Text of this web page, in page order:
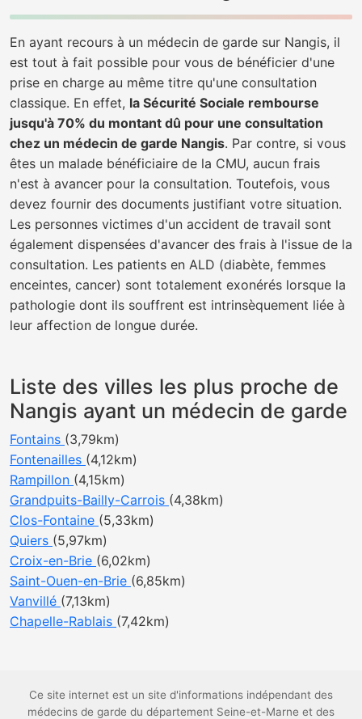
En ayant recours à un médecin de garde sur Nangis, il
est tout à fait possible pour vous de bénéficier d'une
prise en charge au même titre qu'une consultation
classique. En effet, la Sécurité Sociale rembourse
jusqu'à 70% du montant dû pour une consultation
chez un médecin de garde Nangis. Par contre, si vous
êtes un malade bénéficiaire de la CMU, aucun frais
n'est à avancer pour la consultation. Toutefois, vous
devez fournir des documents justifiant votre situation.
Les personnes victimes d'un accident de travail sont
également dispensées d'avancer des frais à l'issue de la
consultation. Les patients en ALD (diabète, femmes
enceintes, cancer) sont totalement exonérés lorsque la
pathologie dont ils souffrent est intrinsèquement liée à
leur affection de longue durée.
Liste des villes les plus proche de
Nangis ayant un médecin de garde
Fontains (3,79km)
Fontenailles (4,12km)
Rampillon (4,15km)
Grandpuits-Bailly-Carrois (4,38km)
Clos-Fontaine (5,33km)
Quiers (5,97km)
Croix-en-Brie (6,02km)
Saint-Ouen-en-Brie (6,85km)
Vanvillé (7,13km)
Chapelle-Rablais (7,42km)
Ce site internet est un site d'informations indépendant des
médecins de garde du département Seine-et-Marne et des